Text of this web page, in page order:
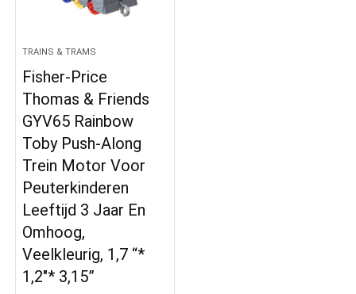
TRAINS & TRAMS
Fisher-Price
Thomas & Friends
GYV65 Rainbow
Toby Push-Along
Trein Motor Voor
Peuterkinderen
Leeftijd 3 Jaar En
Omhoog,
Veelkleurig, 1,7 “*
1,2″* 3,15”